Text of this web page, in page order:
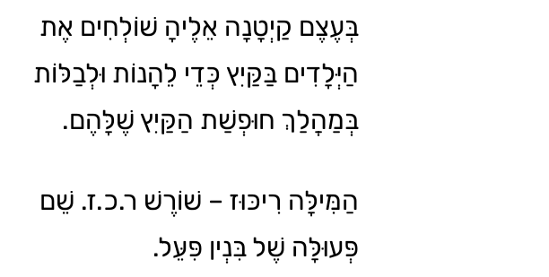
בְּעֶצֶם קַיְטָנָה אֵלֶיהָ שׁוֹלְחִים אֶת
הַיְּלָדִים בַּקַּיִץ כְּדֵי לֵהָנוֹת וּלְבַלּוֹת
בְּמַהֲלַךְ חוּפְשַׁת הַקַּיִץ שֶׁלָּהֶם.
הַמִּילָּה רִיכּוּז – שׁוֹרֶשׁ ר.כ.ז. שֵׁם
פְּעוּלָּה שֶׁל בִּנְין פִּעֵּל.